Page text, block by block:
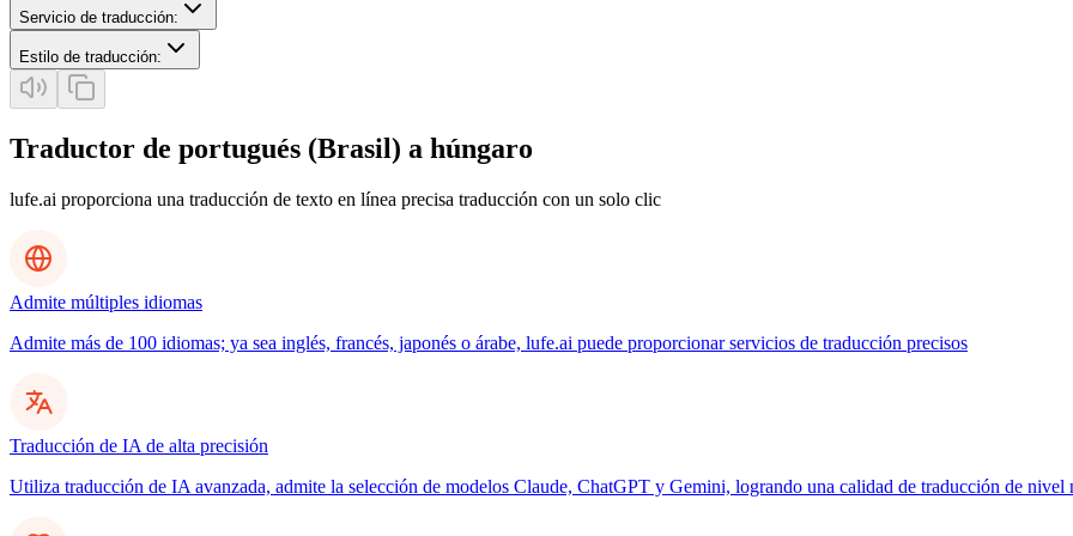
Servicio de traducción:
Estilo de traducción:
Traductor de portugués (Brasil) a húngaro
lufe.ai proporciona una traducción de texto en línea precisa traducción con un solo clic
Admite múltiples idiomas
Admite más de 100 idiomas; ya sea inglés, francés, japonés o árabe, lufe.ai puede proporcionar servicios de traducción precisos
Traducción de IA de alta precisión
Utiliza traducción de IA avanzada, admite la selección de modelos Claude, ChatGPT y Gemini, logrando una calidad de traducción de nivel